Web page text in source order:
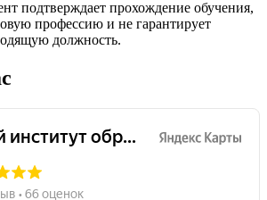
прохождение обучения,
профессию и не гарантирует
должность.